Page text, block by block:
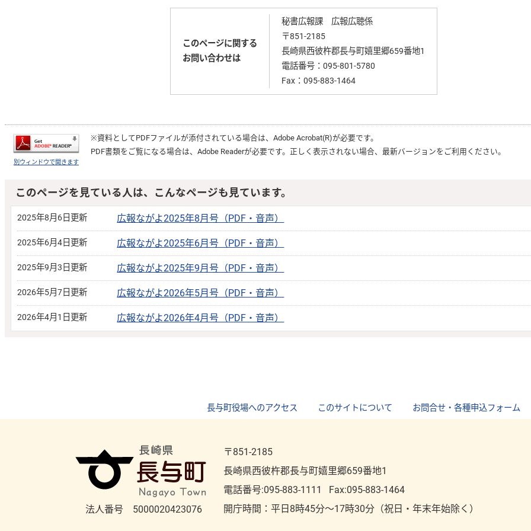
このページに関する
お問い合わせは
秘書広報課 広報広聴係
〒851-2185
長崎県西彼杵郡長与町嬉里郷659番地1
電話番号： 095-801-5780
Fax：095-883-1464
別ウィンドウで開きます
※資料としてPDFファイルが添付されている場合は、 Adobe Acrobat(R)が必要です。
PDF書類をご覧になる場合は、 Adobe Readerが必要です。正しく表示されない場合、最新バージョンをご利用ください。
このページを見ている人は、こんなページも見ています。
2025年8月6日更新 広報ながよ2025年8月号（PDF・音声）
2025年6月4日更新 広報ながよ2025年6月号（PDF・音声）
2025年9月3日更新 広報ながよ2025年9月号（PDF・音声）
2026年5月7日更新 広報ながよ2026年5月号（PDF・音声）
2026年4月1日更新 広報ながよ2026年4月号（PDF・音声）
長与町役場へのアクセス このサイトについて お問合せ・各種申込フォーム
法人番号 5000020423076
〒851-2185
長崎県西彼杵郡長与町嬉里郷659番地1
電話番号:095-883-1111
Fax:095-883-1464
開庁時間：平⽇8時45分～17時30分（祝⽇・年末年始除く）